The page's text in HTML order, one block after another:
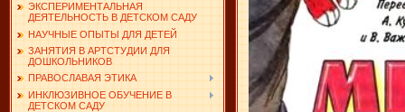
ЭКСПЕРИМЕНТАЛЬНАЯ
ДЕЯТЕЛЬНОСТЬ В ДЕТСКОМ САДУ
НАУЧНЫЕ ОПЫТЫ ДЛЯ ДЕТЕЙ
ЗАНЯТИЯ В АРТСТУДИИ ДЛЯ
ДОШКОЛЬНИКОВ
ПРАВОСЛАВАЯ ЭТИКА
ИНКЛЮЗИВНОЕ ОБУЧЕНИЕ В
ДЕТСКОМ САДУ